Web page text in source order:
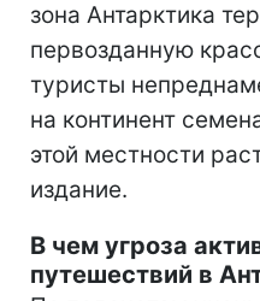
зона Антарктика
первозданную
туристы
на континент
этой местности
издание.
В чем угроза
путешествий в